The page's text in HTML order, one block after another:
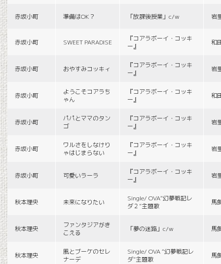
赤坂小町 準備はOK？ 「放課後授業」c/w 岩
赤坂小町 SWEET PARADISE
『コアラボーイ・コッキ
ー』
和
赤坂小町 おやすみコッキィ
『コアラボーイ・コッキ
ー』
岩
赤坂小町
ようこそコアラち
ゃん
『コアラボーイ・コッキ
ー』
和
赤坂小町
パパとママのタン
ゴ
『コアラボーイ・コッキ
ー』
岩
赤坂小町
ワルさをしなけり
ゃはじまらない
『コアラボーイ・コッキ
ー』
岩
赤坂小町 可愛いラーラ
『コアラボーイ・コッキ
ー』
岩
秋本理央 未来になりたい
Single/ OVA“幻夢戦記レ
ダ２”主題歌
馬
秋本理央
ファンタジアがき
こえる
「夢の迷路」c/w 馬
秋本理央
風とブーケのセレ
ナーデ
Single/ OVA “幻夢戦記レ
ダ”主題歌
馬